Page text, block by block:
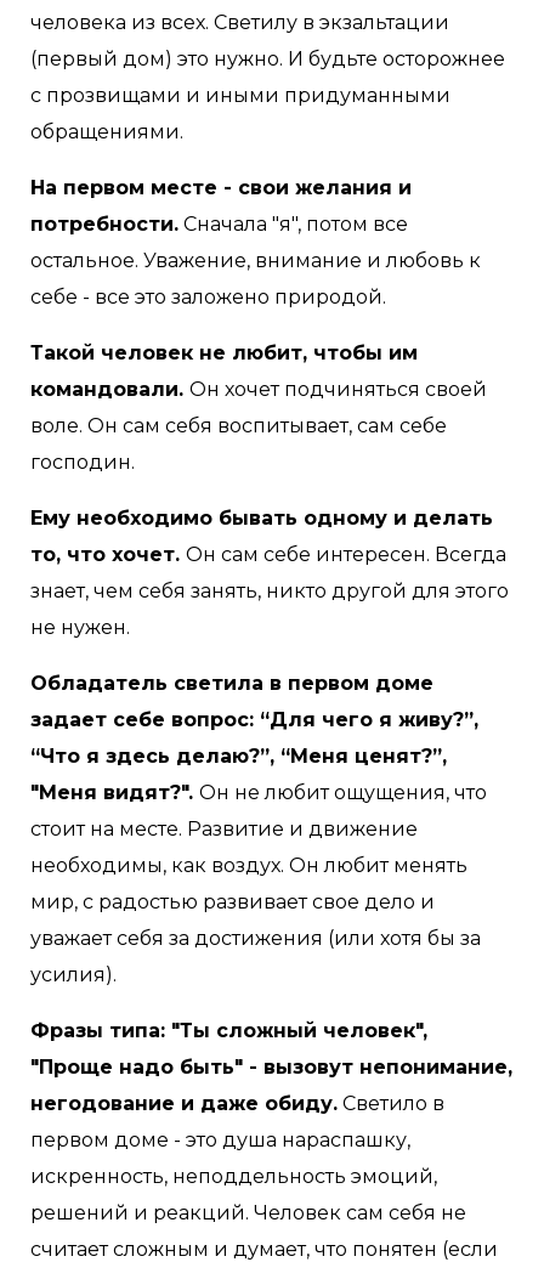
человека из всех. Светилу в экзальтации
(первый дом) это нужно. И будьте осторожнее
с прозвищами и иными придуманными
обращениями.
На первом месте - свои желания и
потребности. Сначала "я", потом все
остальное. Уважение, внимание и любовь к
себе - все это заложено природой.
Такой человек не любит, чтобы им
командовали. Он хочет подчиняться своей
воле. Он сам себя воспитывает, сам себе
господин.
Ему необходимо бывать одному и делать
то, что хочет. Он сам себе интересен. Всегда
знает, чем себя занять, никто другой для этого
не нужен.
Обладатель светила в первом доме
задает себе вопрос: “Для чего я живу?”,
“Что я здесь делаю?”, “Меня ценят?”,
"Меня видят?". Он не любит ощущения, что
стоит на месте. Развитие и движение
необходимы, как воздух. Он любит менять
мир, с радостью развивает свое дело и
уважает себя за достижения (или хотя бы за
усилия).
Фразы типа: "Ты сложный человек",
"Проще надо быть" - вызовут непонимание,
негодование и даже обиду. Светило в
первом доме - это душа нараспашку,
искренность, неподдельность эмоций,
решений и реакций. Человек сам себя не
считает сложным и думает, что понятен (если